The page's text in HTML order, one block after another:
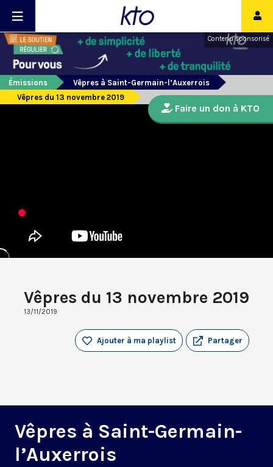
Contenu sponsorisé
Émissions
Vêpres à Saint-Germain-l’Auxerrois
Vêpres du 13 novembre 2019
Vêpres du 13 novembre 2019
13/11/2019
Partager
Ajouter à ma playlist
Vêpres à Saint-Germain-
l’Auxerrois
Faire un don à KTO